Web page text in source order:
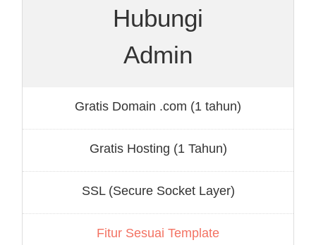
Hubungi
Admin
Gratis Domain .com (1 tahun)
Gratis Hosting (1 Tahun)
SSL (Secure Socket Layer)
Fitur Sesuai Template